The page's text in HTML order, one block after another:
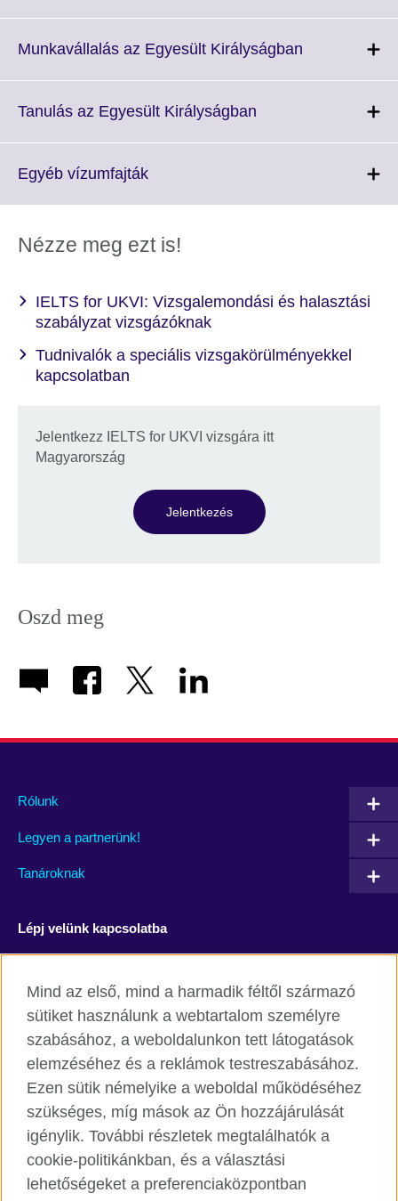
More
Munkavállalás az Egyesült Királyságban
Tanulás az Egyesült Királyságban
Egyéb vízumfajtákClick
More
information
Nézze meg ezt is!
IELTS for UKVI: Vizsgalemondási és halasztási
szabályzat vizsgázóknak
Tudnivalók a speciális vizsgakörülményekkel
kapcsolatban
Jelentkezz IELTS for UKVI vizsgára itt
Magyarország
Jelentkezés
Oszd meg
Rólunk
Legyen a partnerünk!
Tanároknak
Lépj velünk kapcsolatba
Instagram Blog
RSS TikTok
British Council világszerte
Adatvédelmi szabályzat
Cookie
Mind az első, mind a harmadik féltől származó
sütiket használunk a webtartalom személyre
szabásához, a weboldalunkon tett látogatások
elemzéséhez és a reklámok testreszabásához.
Ezen sütik némelyike a weboldal működéséhez
szükséges, míg mások az Ön hozzájárulását
igénylik. További részletek megtalálhatók a
cookie-politikánkban, és a választási
lehetőségeket a preferenciaközpontban